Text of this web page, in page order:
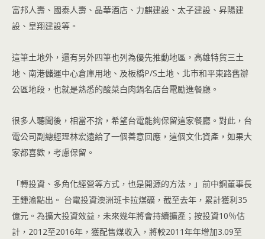
富邦人壽、國泰人壽、晶華酒店、力麒建設、太子建設、昇陽建
設、皇翔建設等。
這筆土地外，還有另外四筆也列為優先推動地區，高雄特貿三土
地、南港儲運中心倉庫用地、及板橋P∕S土地、北巿和平東路舊辦
公區地段，也就是熟悉的酸菜白肉鍋名店台電勵進餐廳。
很多人聽聞後，相當不捨，希望台電能夠保留這家餐廳。對此，台
電公司副總經理林宏遠給了一個善意回應，這個文化資產，如果大
家都喜歡，考慮保留。
「轉投資、多角化經營等方式，也是開源的方法，」前中鋼董事長
王鍾渝點出。 台電投資澳洲班卡拉煤礦，截至去年，累計獲利35
億元。為擴大投資效益，未來幾年將會持續擴產；按投資10％估
計，2012至2016年，獲配售煤收入，將較2011年年增加3.09至